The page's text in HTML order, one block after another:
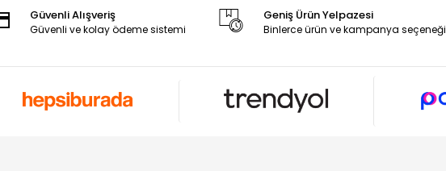
Güvenli Alışveriş
Güvenli ve kolay ödeme sistemi
Geniş Ürün Yelpazesi
Binlerce ürün ve kampanya seçeneği